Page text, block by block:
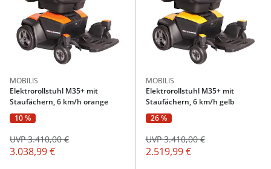
MOBILIS
Elektrorollstuhl M35+ mit
Staufächern, 6 km/h orange
10 %
3.038,99 €
UVP 3.410,00 €
MOBILIS
Elektrorollstuhl M35+ mit
Staufächern, 6 km/h gelb
26 %
2.519,99 €
UVP 3.410,00 €